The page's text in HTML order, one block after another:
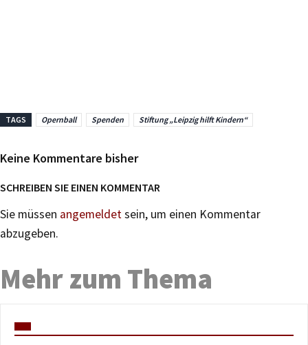
TAGS Opernball Spenden Stiftung „Leipzig hilft Kindern“
Keine Kommentare bisher
SCHREIBEN SIE EINEN KOMMENTAR
Sie müssen angemeldetsein, um einen Kommentar
abzugeben.
Mehr zum Thema